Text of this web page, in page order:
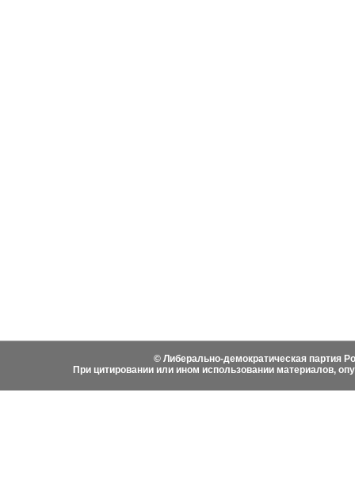
© Либерально-демократическая партия
При цитировании или ином использовании материалов,